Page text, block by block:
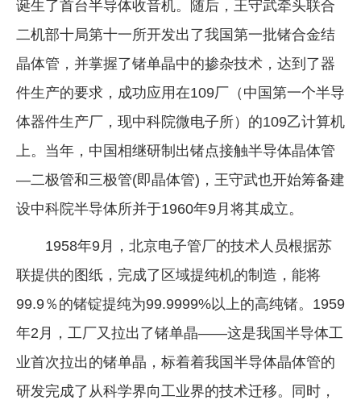
诞生了首台半导体收音机。随后，王守武牵头联合
二机部十局第十一所开发出了我国第一批锗合金结
晶体管，并掌握了锗单晶中的掺杂技术，达到了器
件生产的要求，成功应用在109厂（中国第一个半导
体器件生产厂，现中科院微电子所）的109乙计算机
上。当年，中国相继研制出锗点接触半导体晶体管
—二极管和三极管(即晶体管)，王守武也开始筹备建
设中科院半导体所并于1960年9月将其成立。
1958年9月，北京电子管厂的技术人员根据苏
联提供的图纸，完成了区域提纯机的制造，能将
99.9％的锗锭提纯为99.9999%以上的高纯锗。1959
年2月，工厂又拉出了锗单晶——这是我国半导体工
业首次拉出的锗单晶，标着着我国半导体晶体管的
研发完成了从科学界向工业界的技术迁移。同时，